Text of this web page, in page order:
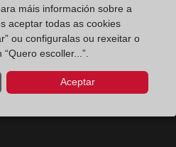
de registradores
máis información sobre a
aceptar todas as cookies
ou configuralas ou rexeitar o
escoller...”.
Aceptar